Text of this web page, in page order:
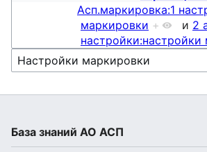
Асп.маркировка:1
маркировки + и 2
настройки:настройки
База знаний АО АСП